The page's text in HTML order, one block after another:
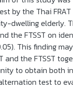
by the Thai FRAT
dwelling elderly.
the FTSST on
This finding
and the FTSST
to obtain both
test to